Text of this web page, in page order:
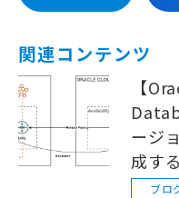
関連コンテンツ
【
ージ
成する
ブロ